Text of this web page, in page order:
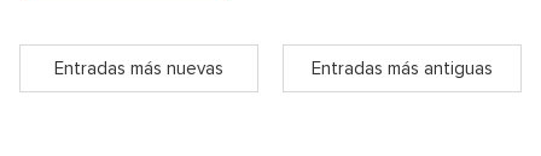
Entradas más nuevas Entradas más antiguas